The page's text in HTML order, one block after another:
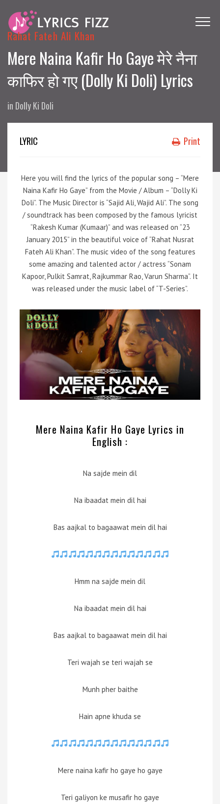
Rahat Fateh Ali Khan
Mere Naina Kafir Ho Gaye मेरे नैना
काफिर हो गए (Dolly Ki Doli) Lyrics
in Dolly Ki Doli
LYRIC Print
Here you will find the lyrics of the popular song – “Mere
Naina Kafir Ho Gaye” from the Movie / Album – “Dolly Ki
Doli”. The Music Director is “Sajid Ali, Wajid Ali”. The song
/ soundtrack has been composed by the famous lyricist
“Rakesh Kumar (Kumaar)” and was released on “23
January 2015” in the beautiful voice of “Rahat Nusrat
Fateh Ali Khan”. The music video of the song features
some amazing and talented actor / actress “Sonam
Kapoor, Pulkit Samrat, Rajkummar Rao, Varun Sharma”. It
was released under the music label of “T-Series”.
Mere Naina Kafir Ho Gaye Lyrics in
English :
Na sajde mein dil
Na ibaadat mein dil hai
Bas aajkal to bagaawat mein dil hai
Hmm na sajde mein dil
Na ibaadat mein dil hai
Bas aajkal to bagaawat mein dil hai
Teri wajah se teri wajah se
Munh pher baithe
Hain apne khuda se
Mere naina kafir ho gaye ho gaye
Teri galiyon ke musafir ho gaye